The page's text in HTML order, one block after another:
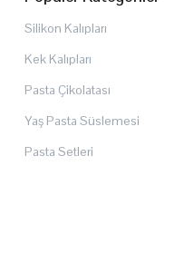
Silikon Kalıpları
Kek Kalıpları
Pasta Çikolatası
Yaş Pasta Süslemesi
Pasta Setleri